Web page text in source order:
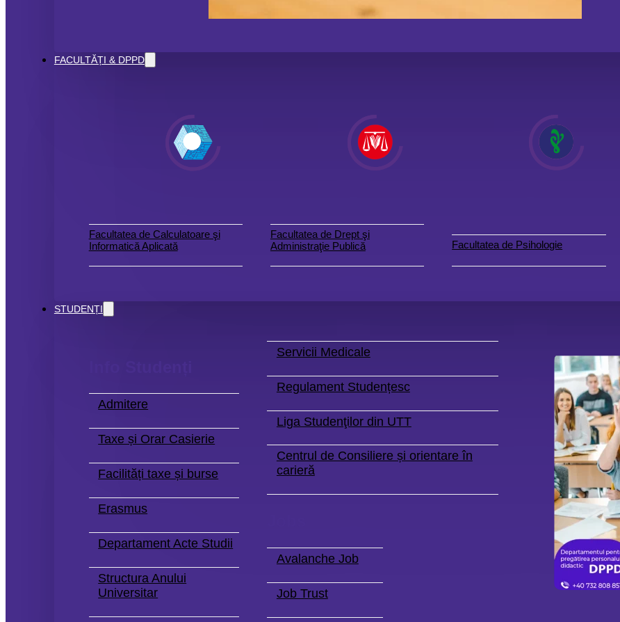
FACULTĂȚI & DPPD
Facultatea de Calculatoare şi
Informatică Aplicată
Facultatea de Drept şi
Administraţie Publică
Facultatea de Psihologie
STUDENȚI
Admitere
Taxe și Orar Casierie
Facilități taxe și burse
Erasmus
Departament Acte Studii
Structura Anului
Universitar
Servicii Medicale
Regulament Studențesc
Liga Studenţilor din UTT
Centrul de Consiliere și orientare în
carieră
Avalanche Job
Job Trust